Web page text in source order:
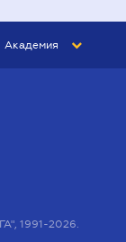
Академия
1991-2026.